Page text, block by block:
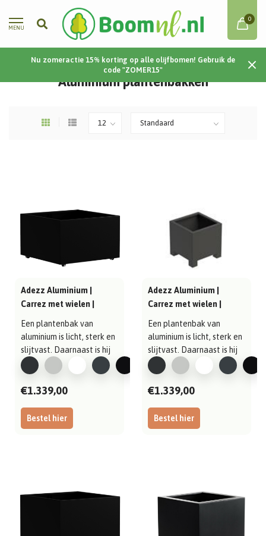
MENU
0
Nu zomeractie 15% korting op alle olijfbomen! Gebruik de
code "ZOMER15"
Home / Plantenbakken / Aluminium
Aluminium plantenbakken
Adezz Aluminium |
Carrez met wielen |
1000x1000x600 mm
Een plantenbak van
aluminium is licht, sterk en
slijtvast. Daarnaast is hij
gema..
Bestel hier
€1.339,00
Adezz Aluminium |
Carrez met wielen |
1000x1000x600 mmmm
Een plantenbak van
aluminium is licht, sterk en
slijtvast. Daarnaast is hij
gema..
Bestel hier
€1.339,00